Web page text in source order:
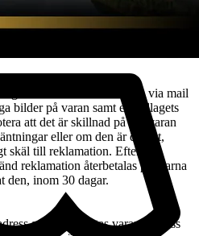
vid bud och därmed påverka
ta kontakt med oss via mail
bilder på varan samt emballagets
att det är skillnad på om varan
eller om den är defekt,
skäl till reklamation. Efter
reklamation återbetalas pengarna
den, inom 30 dagar.
angetts, hämtas varan hos oss